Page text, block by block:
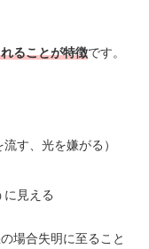
ることが特徴です。
す、光を嫌がる）
に見える
場合失明に至ること